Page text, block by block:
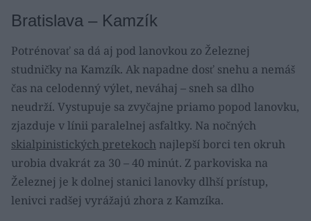
Bratislava – Kamzík
Potrénovať sa dá aj pod lanovkou zo Železnej
studničky na Kamzík. Ak napadne dosť snehu a nemáš
čas na celodenný výlet, neváhaj – sneh sa dlho
neudrží. Vystupuje sa zvyčajne priamo popod lanovku,
zjazduje v línii paralelnej asfaltky. Na nočných
skialpinistických pretekoch najlepší borci ten okruh
urobia dvakrát za 30 – 40 minút. Z parkoviska na
Železnej je k dolnej stanici lanovky dlhší prístup,
lenivci radšej vyrážajú zhora z Kamzíka.